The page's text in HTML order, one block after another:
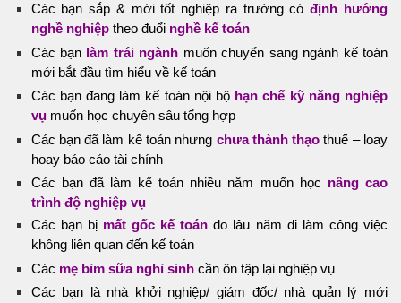
Các bạn sắp & mới tốt nghiệp ra trường cóđịnh hướng
nghề nghiệptheo đuổi nghề kế toán
Các bạn làm trái ngành muốn chuyển sang ngành kế toán
mới bắt đầu tìm hiểu về kế toán
Các bạn đang làm kế toán nội bộ hạn chế kỹ năng nghiệp
vụmuốn học chuyên sâu tổng hợp
Các bạn đã làm kế toán nhưng chưa thành thạo thuế – loay
hoay báo cáo tài chính
Các bạn đã làm kế toán nhiều năm muốn học nâng cao
trình độ nghiệp vụ
Các bạn bị mất gốc kế toán do lâu năm đi làm công việc
không liên quan đến kế toán
Các mẹ bỉm sữa nghỉ sinhcần ôn tập lại nghiệp vụ
Các bạn là nhà khởi nghiệp/ giám đốc/ nhà quản lý mới